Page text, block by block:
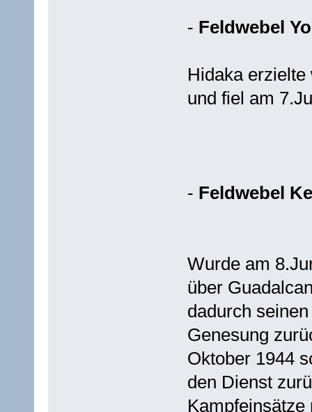
- Feldwebel
Hidaka
und fiel am
- Feldwebel
Wurde am
über
dadurch
Genesung
Oktober 1944
den Dienst
Kampfeinsätze